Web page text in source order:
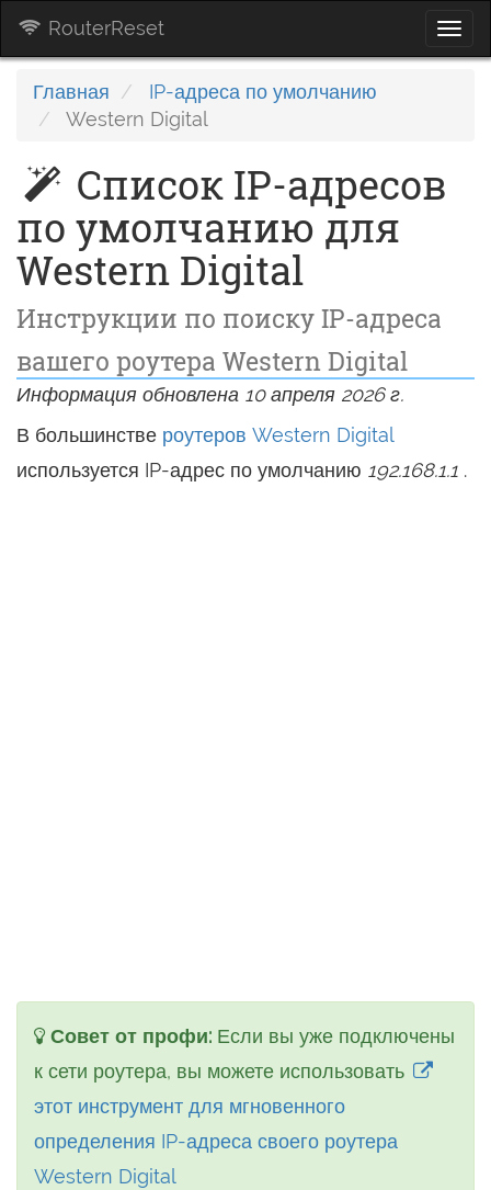
RouterReset
Главная
IP-адреса по умолчанию
Western Digital
Список IP-адресов
по умолчанию для
Western Digital
Инструкции по поиску IP-адреса
вашего роутера Western Digital
Информация обновлена 10 апреля 2026 г.
В большинстве роутеров Western Digital
используется IP-адрес по умолчанию 192.168.1.1 .
Совет от профи: Если вы уже подключены
к сети роутера, вы можете использовать
этот инструмент для мгновенного
определения IP-адреса своего роутера
Western Digital